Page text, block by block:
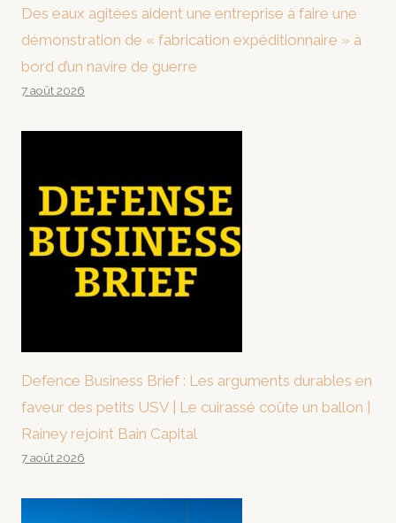
Des eaux agitées aident une entreprise à faire une
démonstration de « fabrication expéditionnaire » à
bord d’un navire de guerre
7 août 2026
Defence Business Brief : Les arguments durables en
faveur des petits USV | Le cuirassé coûte un ballon |
Rainey rejoint Bain Capital
7 août 2026